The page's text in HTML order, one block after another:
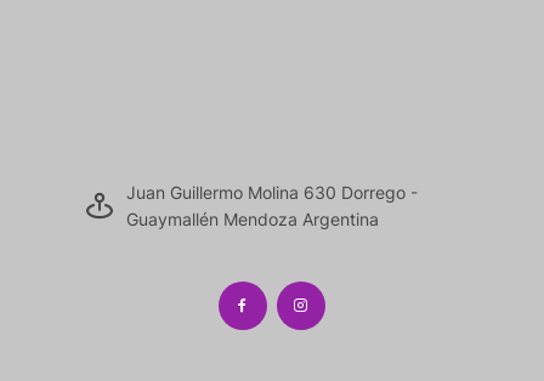
Juan Guillermo Molina 630 Dorrego -
Guaymallén Mendoza Argentina